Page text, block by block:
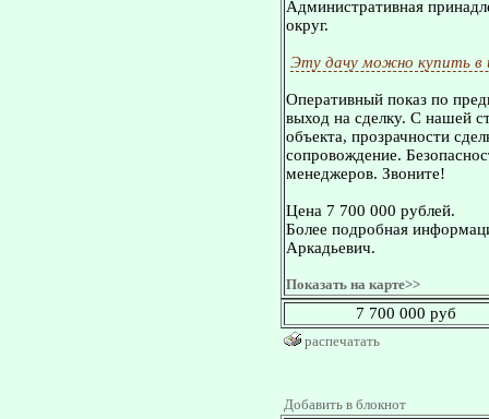
Административная
округ.
Эту дачу можно купить в
Оперативный показ по
выход на сделку. С нашей
объекта, прозрачности
сопровождение.
менеджеров. Звоните!
Цена 7 700 000 рублей.
Более подробная
Аркадьевич.
Показать на карте>>
7 700 000 руб
распечатать
Добавить в блокнот